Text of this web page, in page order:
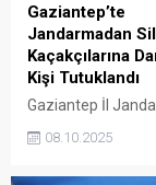
yürüyüş yapan
yerde uzun süre
yatan bir kişiyi
Vatandaşlar
Gaziantep’te
Jandarmadan
Kaçakçılarına
Kişi Tutuklandı
Gaziantep İl
ayı boyunca silah
08.10.2025